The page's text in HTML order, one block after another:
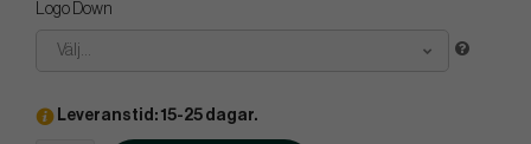
Logo Down
Välj...
Leveranstid: 15-25 dagar.